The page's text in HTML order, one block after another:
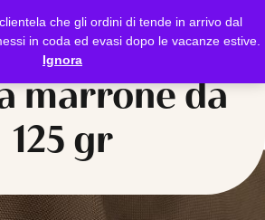
che gli ordini di tende in arrivo dal
in coda ed evasi dopo le vacanze estive.
Ignora
marrone da
125 gr